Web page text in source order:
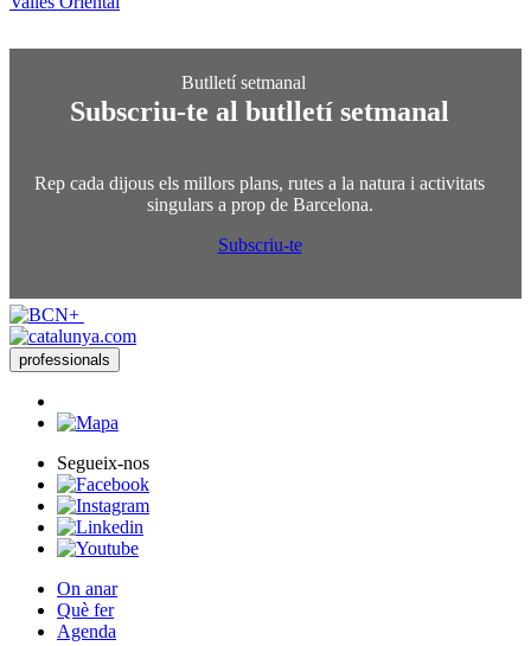
Subscriu-te al butlletí setmanal
Rep cada dijous els millors plans, rutes a la natura i activitats
singulars a prop de Barcelona.
Subscriu-te
professionals
Segueix-nos
On anar
Què fer
Agenda